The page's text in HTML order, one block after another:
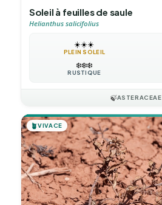
Soleil à feuilles de saule
Helianthus salicifolius
☀️☀️☀️
PLEIN SOLEIL
❄️❄️❄️
RUSTIQUE
🍃ASTERACEAE
🪴VIVACE